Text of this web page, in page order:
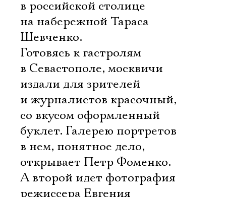
в российской столице
на набережной Тараса
Шевченко.
Готовясь к гастролям
в Севастополе, москвичи
издали для зрителей
и журналистов красочный,
со вкусом оформленный
буклет. Галерею портретов
в нем, понятное дело,
открывает Петр Фоменко.
А второй идет фотография
режиссера Евгения